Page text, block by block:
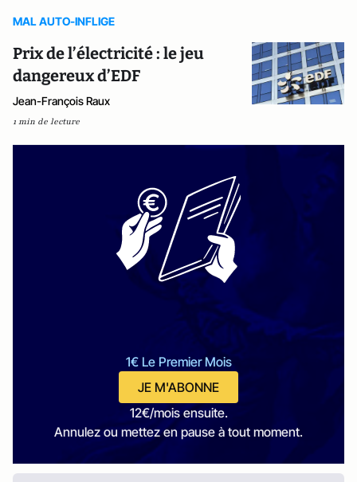
MAL AUTO-INFLIGE
Prix de l’électricité : le jeu
dangereux d’EDF
Jean-François Raux
1 min de lecture
1€ Le Premier Mois
JE M'ABONNE
12€/mois ensuite.
Annulez ou mettez en pause à tout moment.